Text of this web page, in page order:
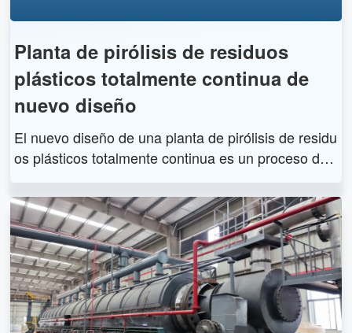
Planta de pirólisis de residuos
plásticos totalmente continua de
nuevo diseño
El nuevo diseño de una planta de pirólisis de residu
os plásticos totalmente continua es un proceso des
a reacción química de pirólisis para separar sólidos
de desecho, como neumáticos, plásticos y caucho,
en combustible, negro de humo y gases combustibl
es a altas temperaturas.